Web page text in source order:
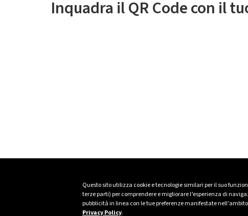
Questo sito utilizza cookie e tecnologie similari per il suo
terze parti) per comprendere e migliorare l’esperienza di
pubblicità in linea con le tue preferenze manifestate
Privacy Policy.
Inquadra il QR Code con il